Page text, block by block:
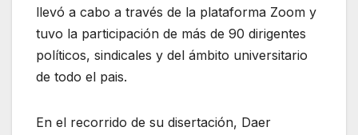
llevó a cabo a través de la plataforma Zoom y
tuvo la participación de más de 90 dirigentes
políticos, sindicales y del ámbito universitario
de todo el pais.
En el recorrido de su disertación, Daer